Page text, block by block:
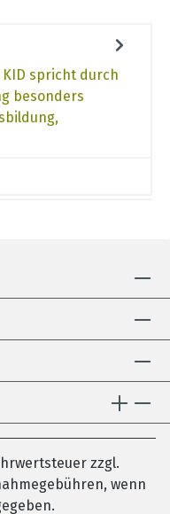
KID spricht durch
besonders
zzgl.
wenn